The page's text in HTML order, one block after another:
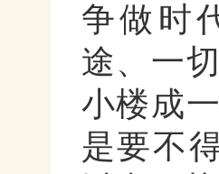
争做时
途、一
小楼成
是要不